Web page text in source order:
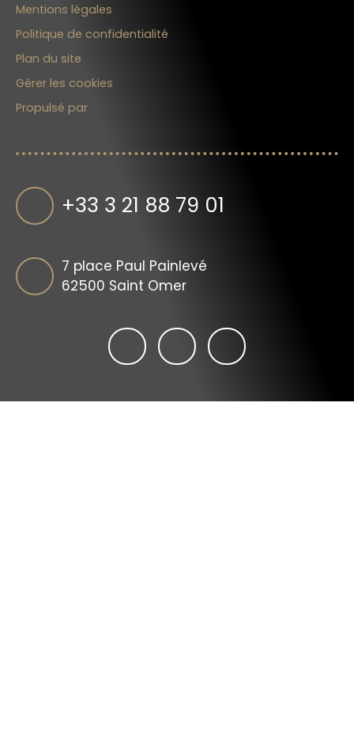
Mentions légales
Politique de confidentialité
Plan du site
Gérer les cookies
Propulsé par
+33 3 21 88 79 01
7 place Paul Painlevé
62500 Saint Omer